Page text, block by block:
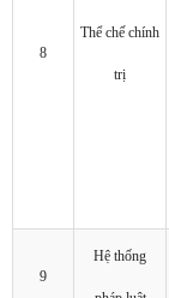
8
Thể chế chính
trị
9
Hệ thống